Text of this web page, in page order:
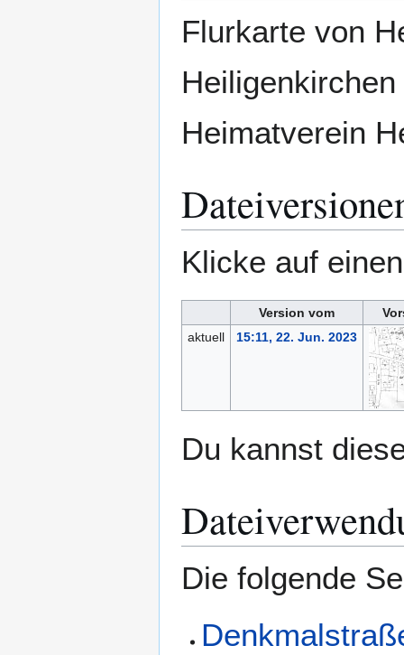
Flurkarte von
Heimatverein
Klicke auf
Version vom
aktuell
15:11, 22. Jun. 2023
Du kannst
Die folgende